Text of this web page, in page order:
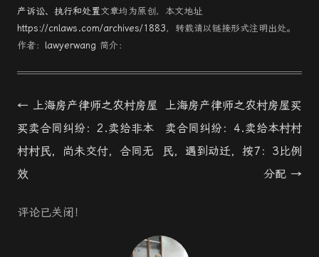
产诉讼、执行和处置文章均为原创，本文地址
https://cnlaws.com/archives/1883，转载请以链接形式注明出处。
作者： lawyerwang 简介：
Post
navigation
← 上海房产律师之农村房屋
买卖合同纠纷：2.卖给非本
村村民，尚未交付，合同无
效
上海房产律师之农村房屋买
卖合同纠纷：4.卖给本村村
民，遇到动迁，按7：3比例
分配 →
评论已关闭！